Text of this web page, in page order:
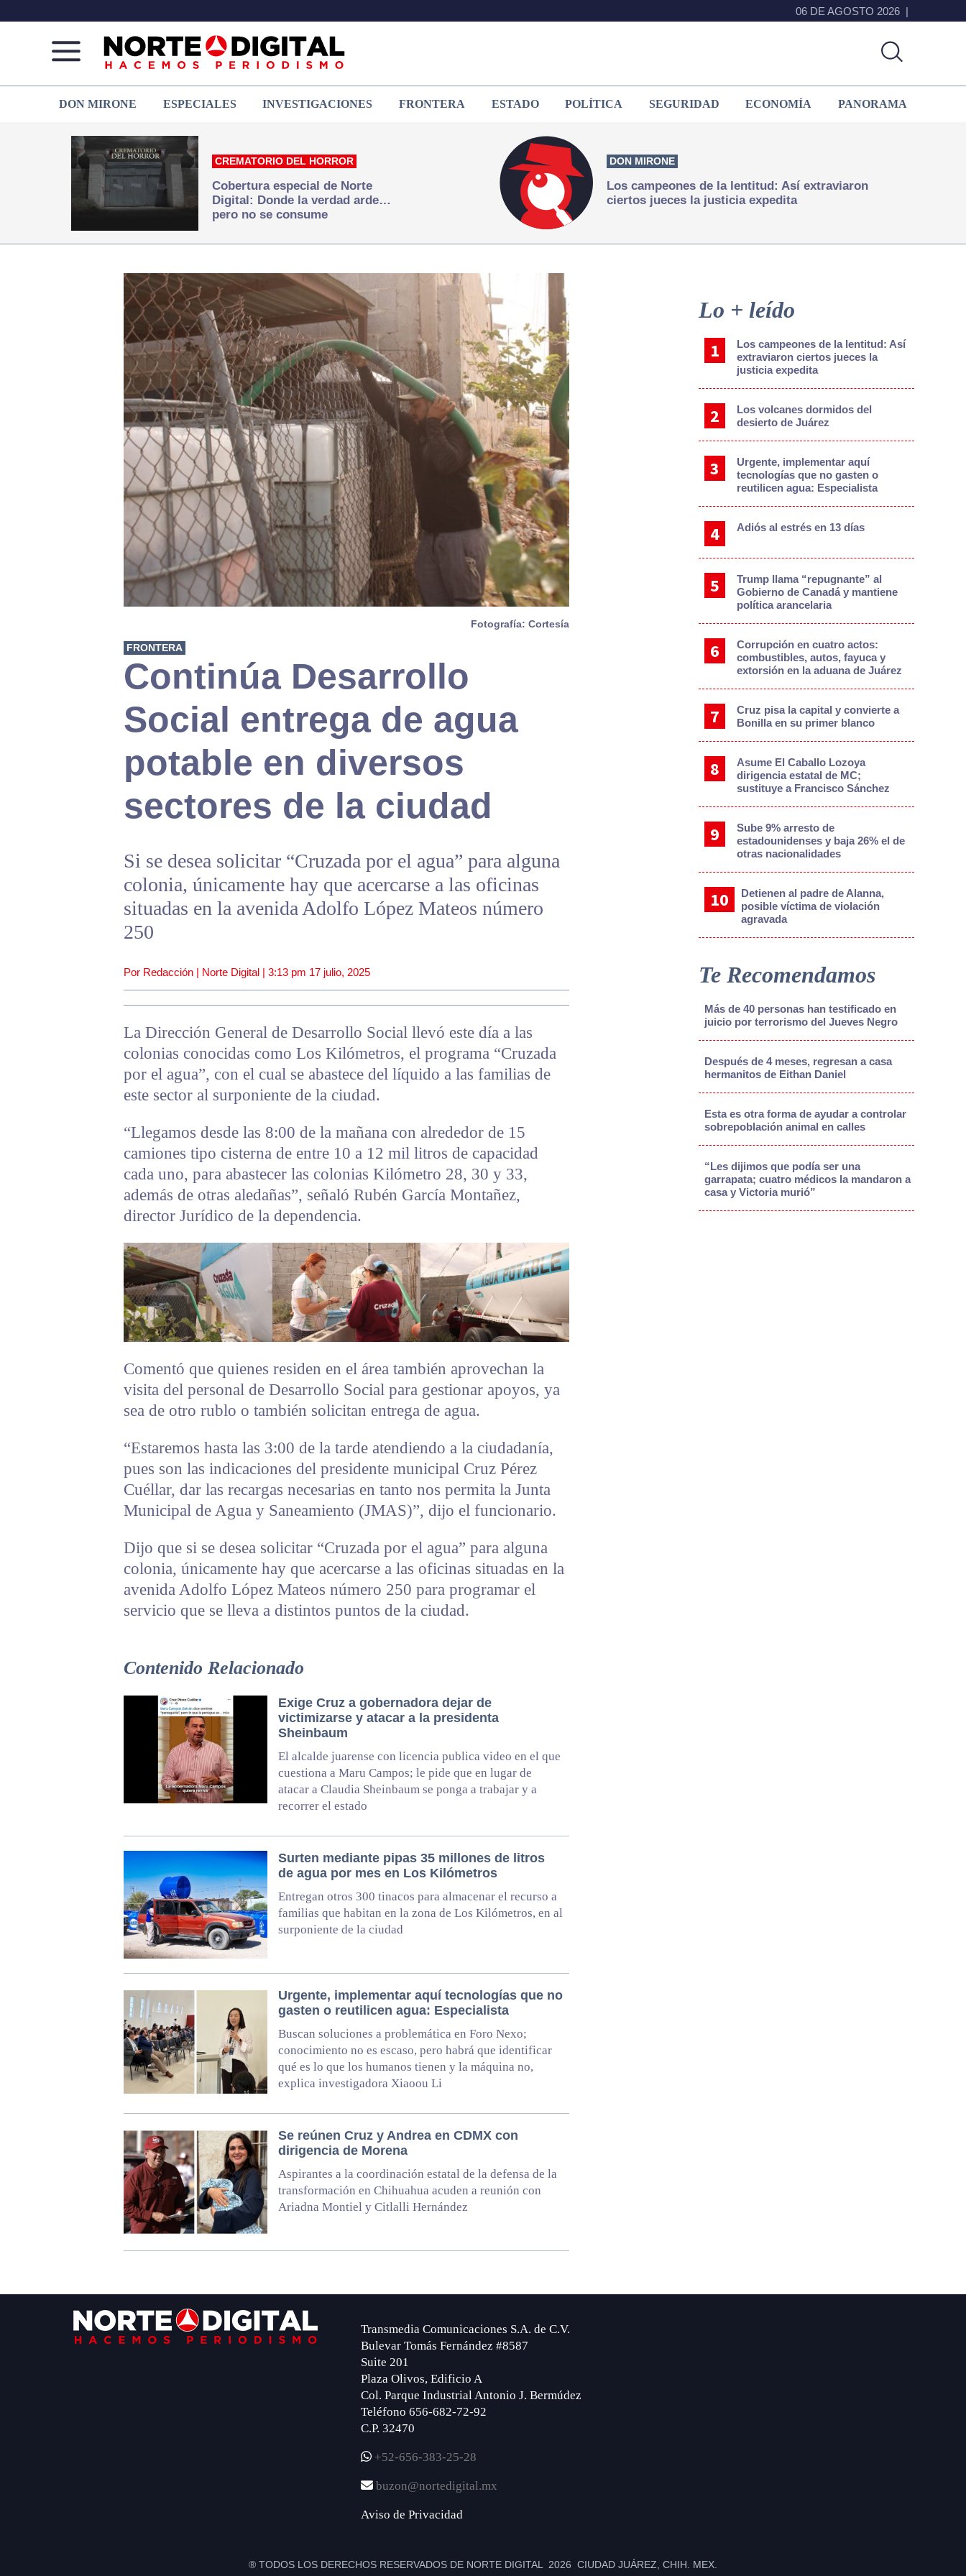
06 DE AGOSTO 2026
de
Juárez
que
hacemos periodismo
DON MIRONE ESPECIALES INVESTIGACIONES FRONTERA ESTADO POLÍTICA SEGURIDAD ECONOMÍA PANORAMA
CREMATORIO DEL HORROR
Cobertura especial de Norte
Digital: Donde la verdad arde…
pero no se consume
DON MIRONE
Los campeones de la lentitud: Así extraviaron
ciertos jueces la justicia expedita
Fotografía: Cortesía
FRONTERA
Continúa Desarrollo
Social entrega de agua
potable en diversos
sectores de la ciudad
Si se desea solicitar “Cruzada por el agua” para alguna
colonia, únicamente hay que acercarse a las oficinas
situadas en la avenida Adolfo López Mateos número
250
Por Redacción | Norte Digital | 3:13 pm 17 julio, 2025
La Dirección General de Desarrollo Social llevó este día a las
colonias conocidas como Los Kilómetros, el programa “Cruzada
por el agua”, con el cual se abastece del líquido a las familias de
este sector al surponiente de la ciudad.
“Llegamos desde las 8:00 de la mañana con alrededor de 15
camiones tipo cisterna de entre 10 a 12 mil litros de capacidad
cada uno, para abastecer las colonias Kilómetro 28, 30 y 33,
además de otras aledañas”, señaló Rubén García Montañez,
director Jurídico de la dependencia.
Comentó que quienes residen en el área también aprovechan la
visita del personal de Desarrollo Social para gestionar apoyos, ya
sea de otro rublo o también solicitan entrega de agua.
“Estaremos hasta las 3:00 de la tarde atendiendo a la ciudadanía,
pues son las indicaciones del presidente municipal Cruz Pérez
Cuéllar, dar las recargas necesarias en tanto nos permita la Junta
Municipal de Agua y Saneamiento (JMAS)”, dijo el funcionario.
Dijo que si se desea solicitar “Cruzada por el agua” para alguna
colonia, únicamente hay que acercarse a las oficinas situadas en la
avenida Adolfo López Mateos número 250 para programar el
servicio que se lleva a distintos puntos de la ciudad.
Contenido Relacionado
Exige Cruz a gobernadora dejar de
victimizarse y atacar a la presidenta
Sheinbaum
El alcalde juarense con licencia publica video en el que
cuestiona a Maru Campos; le pide que en lugar de
atacar a Claudia Sheinbaum se ponga a trabajar y a
recorrer el estado
Surten mediante pipas 35 millones de litros
de agua por mes en Los Kilómetros
Entregan otros 300 tinacos para almacenar el recurso a
familias que habitan en la zona de Los Kilómetros, en al
surponiente de la ciudad
Urgente, implementar aquí tecnologías que no
gasten o reutilicen agua: Especialista
Buscan soluciones a problemática en Foro Nexo;
conocimiento no es escaso, pero habrá que identificar
qué es lo que los humanos tienen y la máquina no,
explica investigadora Xiaoou Li
Se reúnen Cruz y Andrea en CDMX con
dirigencia de Morena
Aspirantes a la coordinación estatal de la defensa de la
transformación en Chihuahua acuden a reunión con
Ariadna Montiel y Citlalli Hernández
Sidebar
Lo + leído
Los campeones de la lentitud: Así
extraviaron ciertos jueces la
justicia expedita
Los volcanes dormidos del
desierto de Juárez
Urgente, implementar aquí
tecnologías que no gasten o
reutilicen agua: Especialista
Adiós al estrés en 13 días
Trump llama “repugnante” al
Gobierno de Canadá y mantiene
política arancelaria
Corrupción en cuatro actos:
combustibles, autos, fayuca y
extorsión en la aduana de Juárez
Cruz pisa la capital y convierte a
Bonilla en su primer blanco
Asume El Caballo Lozoya
dirigencia estatal de MC;
sustituye a Francisco Sánchez
Sube 9% arresto de
estadounidenses y baja 26% el de
otras nacionalidades
Detienen al padre de Alanna,
posible víctima de violación
agravada
Te Recomendamos
Más de 40 personas han testificado en
juicio por terrorismo del Jueves Negro
Después de 4 meses, regresan a casa
hermanitos de Eithan Daniel
Esta es otra forma de ayudar a controlar
sobrepoblación animal en calles
“Les dijimos que podía ser una
garrapata; cuatro médicos la mandaron a
casa y Victoria murió”
Transmedia Comunicaciones S.A. de C.V.
Bulevar Tomás Fernández #8587
Suite 201
Plaza Olivos, Edificio A
Col. Parque Industrial Antonio J. Bermúdez
Teléfono 656-682-72-92
C.P. 32470
+52-656-383-25-28
buzon@nortedigital.mx
Aviso de Privacidad
® TODOS LOS DERECHOS RESERVADOS DE NORTE DIGITAL 2026 CIUDAD JUÁREZ, CHIH. MEX.